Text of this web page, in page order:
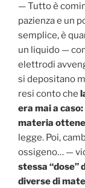
— Tutto è
pazienza e un
semplice, è
un liquido —
elettrodi
si depositano
resi conto che
era mai a
materia
legge. Poi,
ossigeno… —
stessa
diverse di